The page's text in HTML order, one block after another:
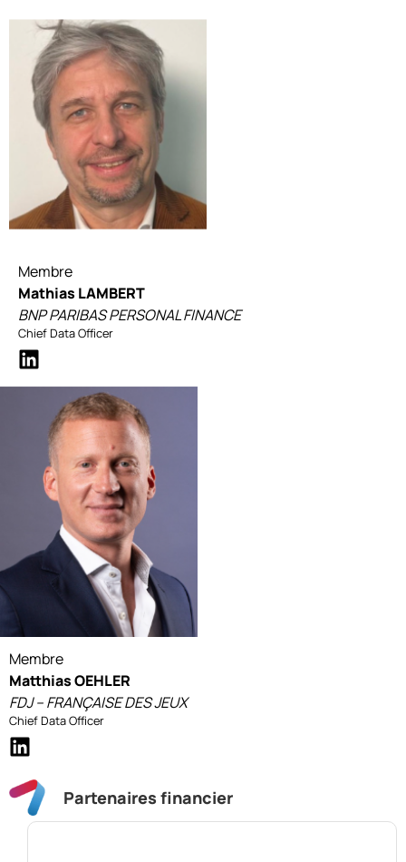
Membre
Mathias LAMBERT
BNP PARIBAS PERSONAL FINANCE
Chief Data Officer
Membre
Matthias OEHLER
FDJ – FRANÇAISE DES JEUX
Chief Data Officer
Partenaires financier